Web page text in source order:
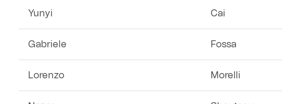
Gift Card Online Store
Fortissimo batte il mio cuor
Yunyi Cai
Gabriele Fossa
Lorenzo Morelli